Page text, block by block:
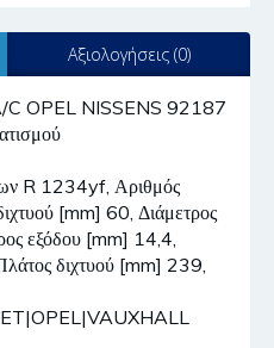
Αξιολογήσεις (0)
OPEL NISSENS 92187
R 1234yf, Αριθμός
[mm] 60, Διάμετρος
εξόδου [mm] 14,4,
διχτυού [mm] 239,